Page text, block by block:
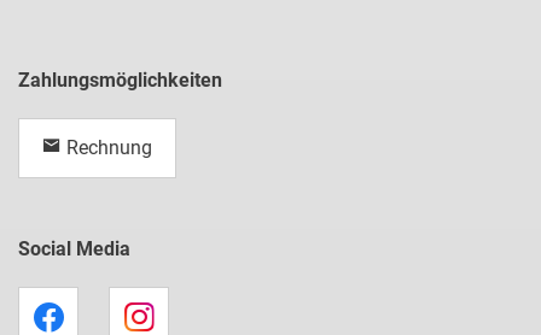
Zahlungsmöglichkeiten
Rechnung
Social Media